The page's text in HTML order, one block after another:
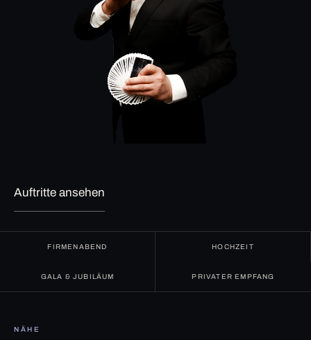
Auftritte ansehen
FIRMENABEND HOCHZEIT
GALA & JUBILÄUM PRIVATER EMPFANG
NÄHE